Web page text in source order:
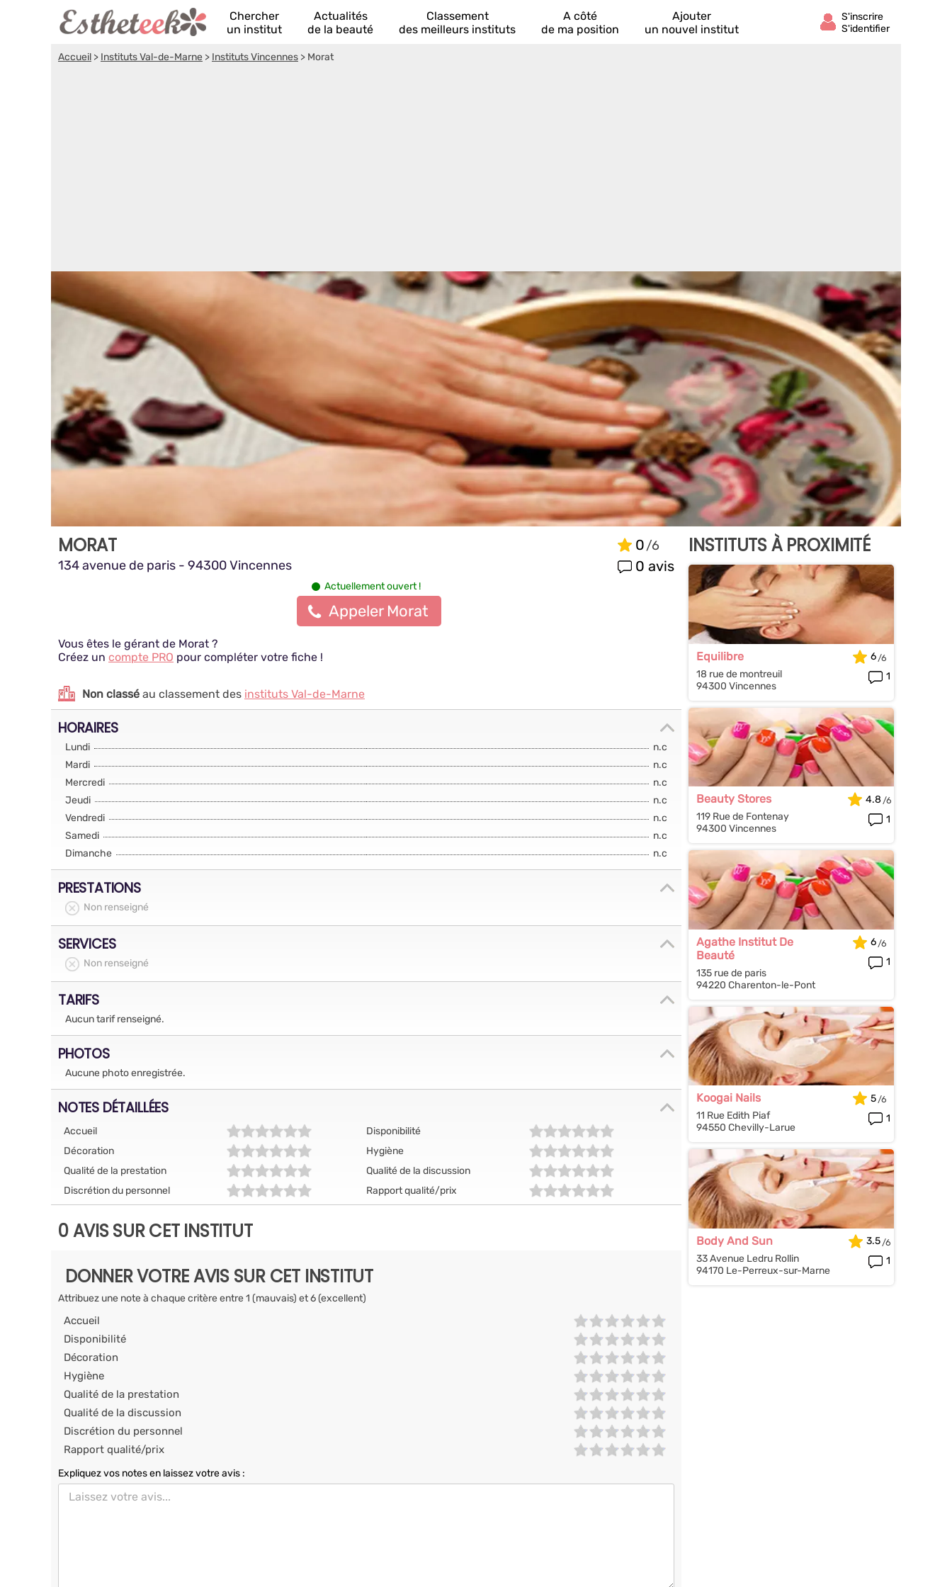
Chercher
un institut
Actualités
de la beauté
Classement
des meilleurs instituts
A côté
de ma position
Ajouter
un nouvel institut
Accueil > Instituts Val-de-Marne > Instituts Vincennes > Morat
MORAT
134 avenue de paris - 94300 Vincennes
0
0 avis
Actuellement ouvert !
Appeler Morat
Vous êtes le gérant de Morat ?
Créez un compte PRO pour compléter votre fiche !
Non classé au classement des instituts Val-de-Marne
HORAIRES
Lundi
n.c
Mardi
n.c
Mercredi
n.c
Jeudi
n.c
Vendredi
n.c
Samedi
n.c
Dimanche
n.c
PRESTATIONS
Non renseigné
SERVICES
Non renseigné
TARIFS
Aucun tarif renseigné.
PHOTOS
Aucune photo enregistrée.
NOTES DÉTAILLÉES
Accueil
Disponibilité
Décoration
Hygiène
Qualité de la prestation
Qualité de la discussion
Discrétion du personnel
Rapport qualité/prix
0 AVIS SUR CET INSTITUT
DONNER VOTRE AVIS SUR CET INSTITUT
Attribuez une note à chaque critère entre 1 (mauvais) et 6 (excellent)
Accueil
Disponibilité
Décoration
Hygiène
Qualité de la prestation
Qualité de la discussion
Discrétion du personnel
Rapport qualité/prix
Expliquez vos notes en laissez votre avis :
INSTITUTS À PROXIMITÉ
Equilibre
18 rue de montreuil
94300 Vincennes
6
1
Beauty Stores
119 Rue de Fontenay
94300 Vincennes
4.8
1
Agathe Institut De
Beauté
135 rue de paris
94220 Charenton-le-Pont
6
1
Koogai Nails
11 Rue Edith Piaf
94550 Chevilly-Larue
5
1
Body And Sun
33 Avenue Ledru Rollin
94170 Le-Perreux-sur-Marne
3.5
1